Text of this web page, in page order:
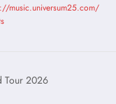
music.universum25.com/
Tour 2026